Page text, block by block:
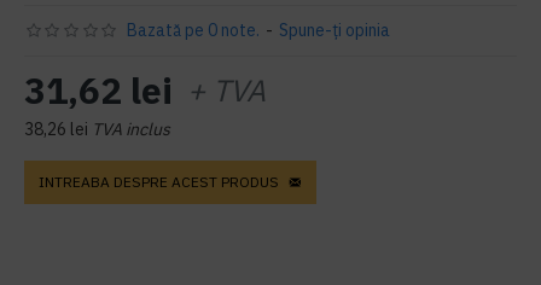
Bazată pe 0 note. - Spune-ţi opinia
31,62 lei + TVA
38,26 lei TVA inclus
INTREABA DESPRE ACEST PRODUS